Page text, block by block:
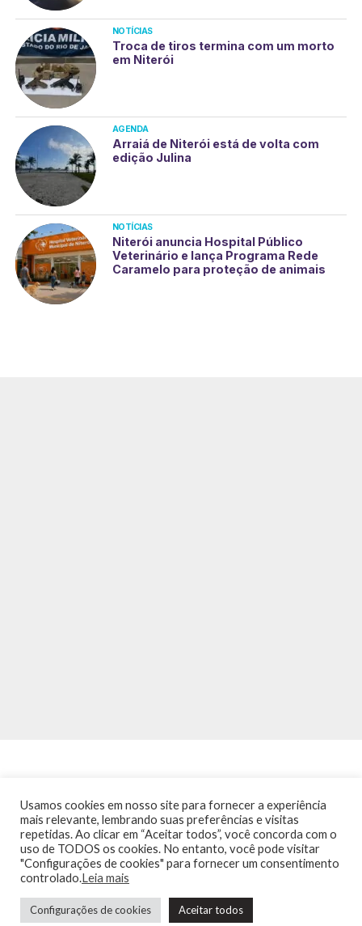
NOTÍCIAS
Troca de tiros termina com um morto
em Niterói
AGENDA
Arraiá de Niterói está de volta com
edição Julina
NOTÍCIAS
Niterói anuncia Hospital Público
Veterinário e lança Programa Rede
Caramelo para proteção de animais
INÍCIO NOTÍCIAS AGENDA CONTATO
TRÂNSITO NA PONTE
TERMOS DE USO / POLÍTICA DE PRIVACIDADE
Guia de Niterói Informática LTDA Todos os Direitos Reservados
Usamos cookies em nosso site para fornecer a experiência
mais relevante, lembrando suas preferências e visitas
repetidas. Ao clicar em “Aceitar todos”, você concorda com o
uso de TODOS os cookies. No entanto, você pode visitar
"Configurações de cookies" para fornecer um consentimento
controlado.Leia mais
Configurações de cookies Aceitar todos
Precisa de ajuda?